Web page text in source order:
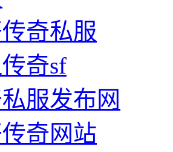
奇私服
奇sf
服发布网
奇网站